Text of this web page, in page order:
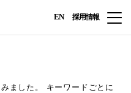
EN 採用情報
ました。
キーワードごとに